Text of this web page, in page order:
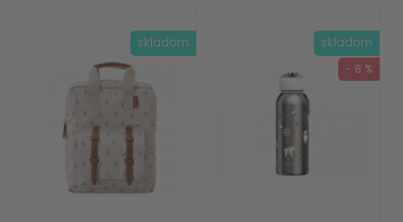
skladom skladom
- 8 %